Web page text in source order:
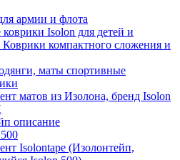
армии и флота
Isolon для детей и
Коврики компактного сложения и
маты спортивные
матов из Изолона, бренд Isolon
описание
Isolontape (Изолонтейп,